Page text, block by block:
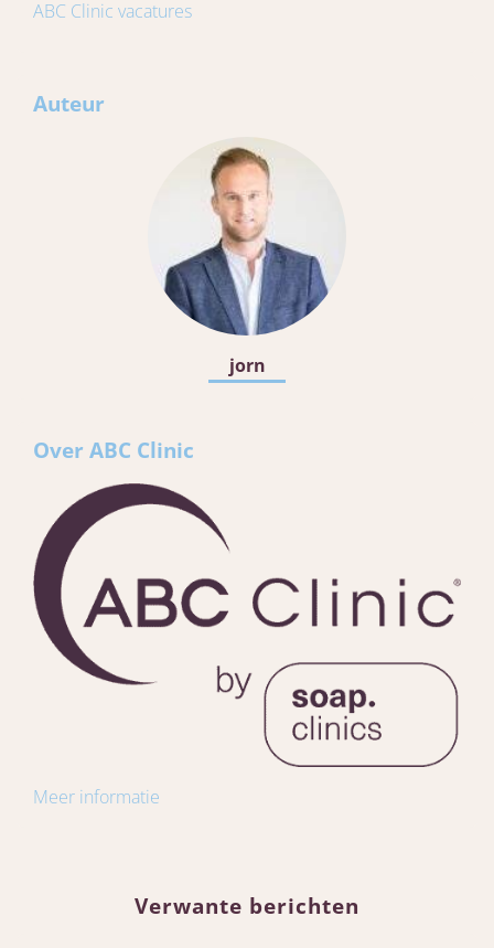
ABC Clinic vacatures
Auteur
jorn
Over ABC Clinic
Meer informatie
Verwante berichten